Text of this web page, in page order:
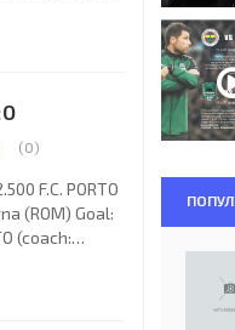
Claudio
(0)
F.C. PORTO
(ROM) Goal:
(coach:
INÁCIO,